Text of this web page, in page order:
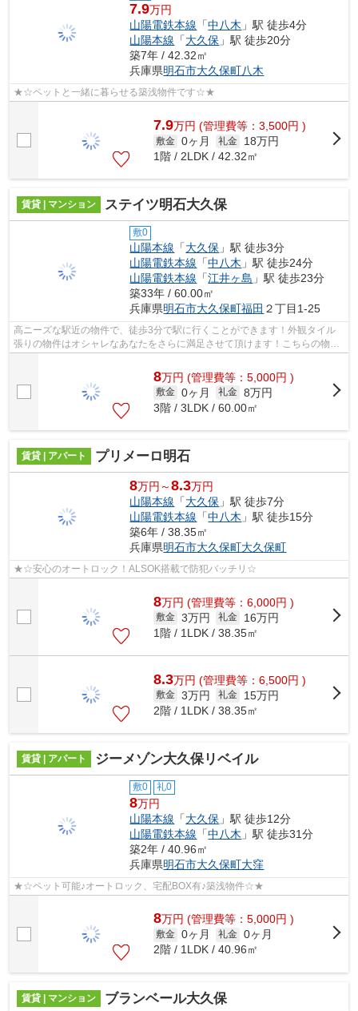
7.9万円
山陽電鉄本線 「中八木 」駅 徒歩4分
山陽本線 「大久保 」駅 徒歩20分
築7年 / 42.32㎡
兵庫県明石市大久保町八木
★☆ペットと一緒に暮らせる築浅物件です☆★
7.9万円 (管理費等：3,500円 )
敷金 0ヶ月 礼金
18万円
1階 / 2LDK / 42.32㎡
賃貸 | マンション ステイツ明石大久保
敷0
山陽本線 「大久保 」駅 徒歩3分
山陽電鉄本線 「中八木 」駅 徒歩24分
山陽電鉄本線 「江井ヶ島 」駅 徒歩23分
築33年 / 60.00㎡
兵庫県明石市大久保町福田 ２丁目1-25
高ニーズな駅近の物件で、徒歩3分で駅に行くことができます！外観タイル
張りの物件はオシャレなあなたをさらに満足させて頂けます！こちらの物件
8万円 (管理費等：5,000円 )
敷金 0ヶ月 礼金 8万円
3階 / 3LDK / 60.00㎡
賃貸 | アパート プリメーロ明石
8万円～8.3万円
山陽本線 「大久保 」駅 徒歩7分
山陽電鉄本線 「中八木 」駅 徒歩15分
築6年 / 38.35㎡
兵庫県明石市大久保町大久保町
★☆安心のオートロック！ALSOK搭載で防犯バッチリ☆
8万円 (管理費等：6,000円 )
敷金 3万円 礼金
16万円
1階 / 1LDK / 38.35㎡
8.3万円 (管理費等：6,500円 )
敷金 3万円 礼金
15万円
2階 / 1LDK / 38.35㎡
賃貸 | アパート ジーメゾン大久保リベイル
敷0 礼0
8万円
山陽本線 「大久保 」駅 徒歩12分
山陽電鉄本線 「中八木 」駅 徒歩31分
築2年 / 40.96㎡
兵庫県明石市大久保町大窪
★☆ペット可能♪オートロック、宅配BOX有♪築浅物件☆★
8万円 (管理費等：5,000円 )
敷金 0ヶ月 礼金 0ヶ月
2階 / 1LDK / 40.96㎡
賃貸 | マンション ブランベール大久保